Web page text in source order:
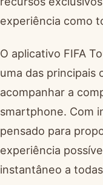
experiência como
O aplicativo FIFA
uma das principais
acompanhar a
smartphone. Com
pensado para
experiência
instantâneo a